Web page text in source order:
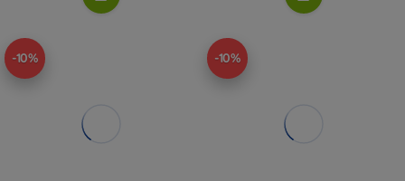
-10% -10%